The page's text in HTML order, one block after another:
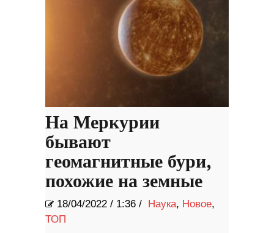
На Меркурии
бывают
геомагнитные бури,
похожие на земные
18/04/2022 / 1:36 / Наука, Новое,
ТОП